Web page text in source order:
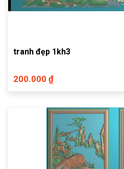
tranh đẹp 1kh3
200.000 ₫